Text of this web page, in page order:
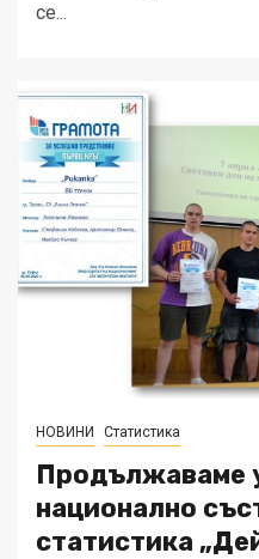
се...
НОВИНИ Статистика
Продължаваме
национално
статистика